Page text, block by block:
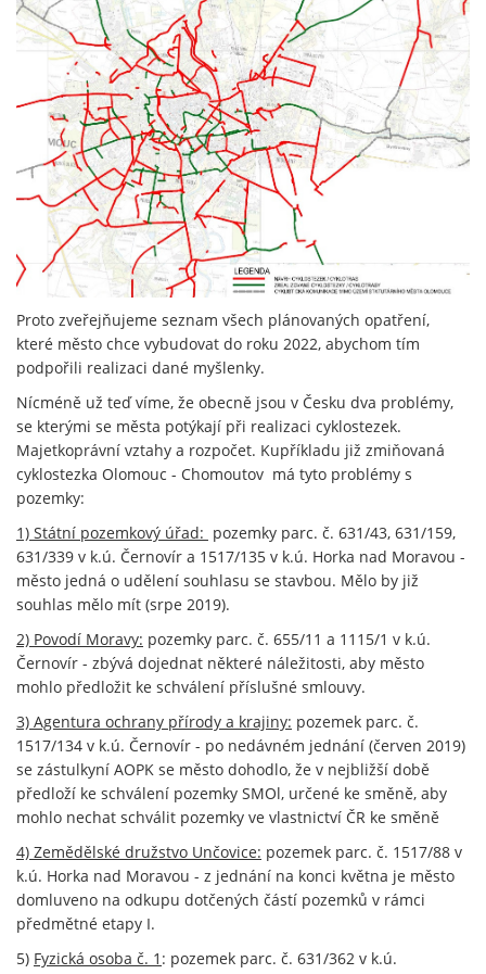
Proto zveřejňujeme seznam všech plánovaných opatření,
které město chce vybudovat do roku 2022, abychom tím
podpořili realizaci dané myšlenky.
Nícméně už teď víme, že obecně jsou v Česku dva problémy,
se kterými se města potýkají při realizaci cyklostezek.
Majetkoprávní vztahy a rozpočet. Kupříkladu již zmiňovaná
cyklostezka Olomouc - Chomoutov má tyto problémy s
pozemky:
1) Státní pozemkový úřad: pozemky parc. č. 631/43, 631/159,
631/339 v k.ú. Černovír a 1517/135 v k.ú. Horka nad Moravou -
město jedná o udělení souhlasu se stavbou. Mělo by již
souhlas mělo mít (srpe 2019).
2) Povodí Moravy: pozemky parc. č. 655/11 a 1115/1 v k.ú.
Černovír - zbývá dojednat některé náležitosti, aby město
mohlo předložit ke schválení příslušné smlouvy.
3) Agentura ochrany přírody a krajiny: pozemek parc. č.
1517/134 v k.ú. Černovír - po nedávném jednání (červen 2019)
se zástulkyní AOPK se město dohodlo, že v nejbližší době
předloží ke schválení pozemky SMOl, určené ke směně, aby
mohlo nechat schválit pozemky ve vlastnictví ČR ke směně
4) Zemědělské družstvo Unčovice: pozemek parc. č. 1517/88 v
k.ú. Horka nad Moravou - z jednání na konci května je město
domluveno na odkupu dotčených částí pozemků v rámci
předmětné etapy I.
5) Fyzická osoba č. 1 : pozemek parc. č. 631/362 v k.ú.